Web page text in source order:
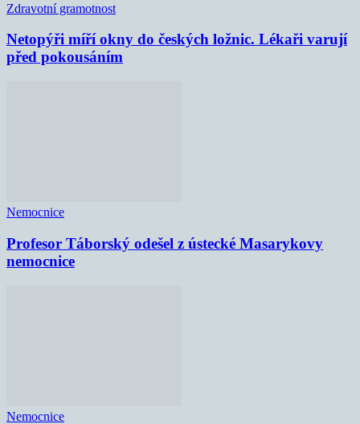
Zdravotní gramotnost
Netopýři míří okny do českých ložnic. Lékaři varují
před pokousáním
Nemocnice
Profesor Táborský odešel z ústecké Masarykovy
nemocnice
Nemocnice